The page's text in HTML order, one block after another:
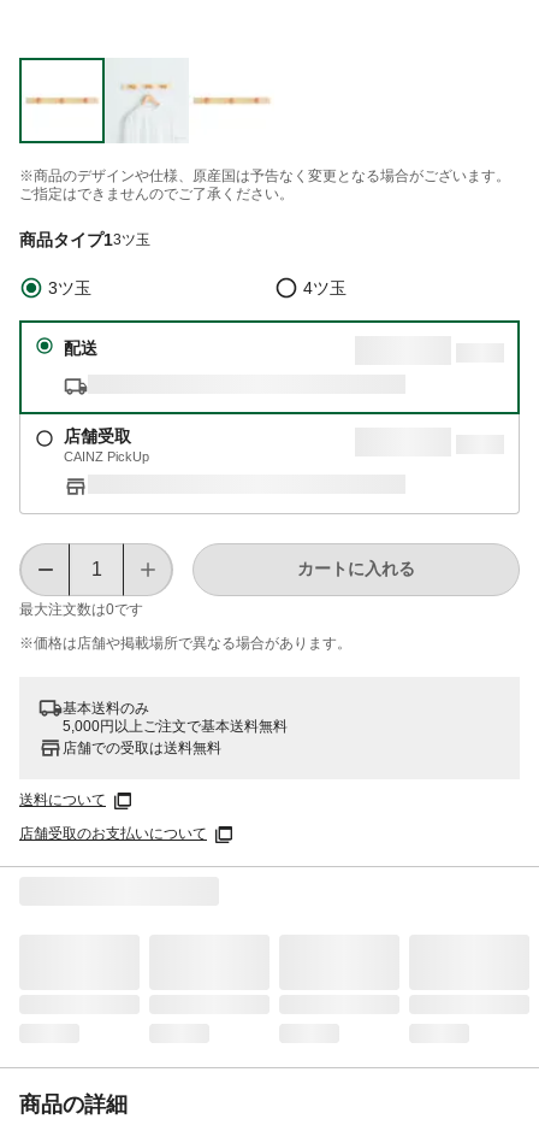
※商品のデザインや仕様、原産国は予告なく変更となる場合がございます。
ご指定はできませんのでご了承ください。
商品タイプ13ツ玉
3ツ玉 4ツ玉
配送
店舗受取
CAINZ PickUp
最大注文数は0です
カートに入れる
※価格は​店舗や​掲載場所で​異なる​場合が​あります。
基本送料のみ
5,000円以上ご注文で基本送料無料
店舗での受取は送料無料
送料について
店舗受取のお支払いについて
商品の詳細